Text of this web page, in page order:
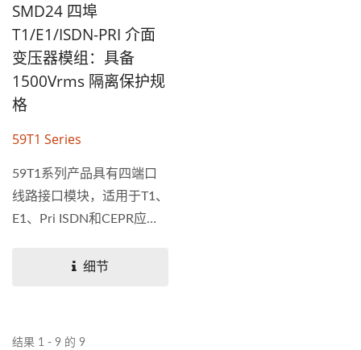
SMD24 四埠
T1/E1/ISDN-PRI 介面
变压器模组：具备
1500Vrms 隔离保护规
格
59T1 Series
59T1系列产品具有四端口
线路接口模块，适用于T1、
E1、Pri ISDN和CEPR应
T1/E1/CEPT应用而设计的
细节
结果 1 - 9 的 9